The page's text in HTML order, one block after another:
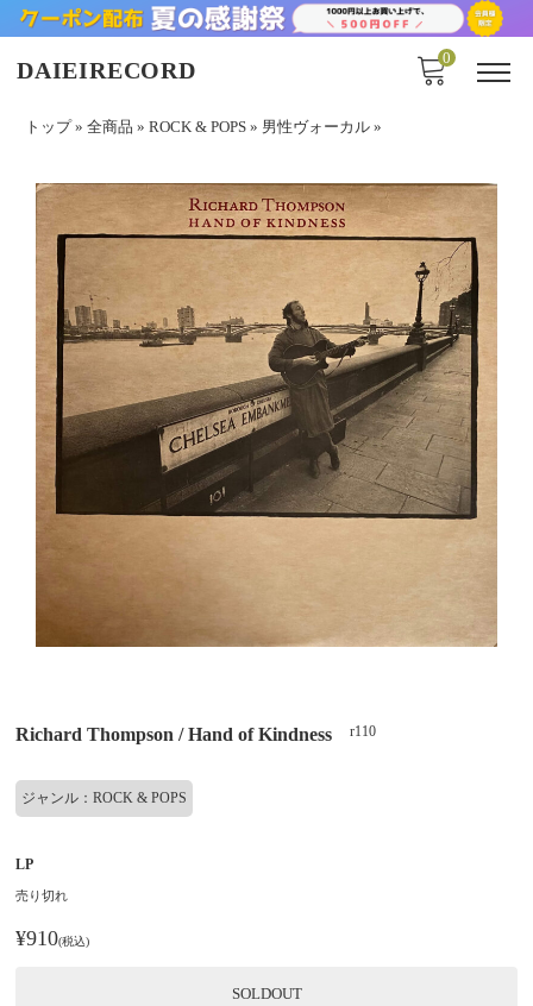
DAIEIRECORD 0
トップ» 全商品 » ROCK & POPS » 男性ヴォーカル »
Richard Thompson / Hand of Kindness r110
ジャンル：ROCK & POPS
LP
売り切れ
¥910(税込)
SOLDOUT